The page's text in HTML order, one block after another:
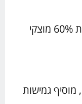
200 גרם שוקולד מריר איכותי (לפחות 60% מוצקי
מוסיף גמישות